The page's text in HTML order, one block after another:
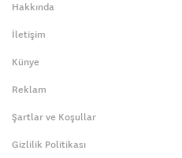
Hakkında
İletişim
Künye
Reklam
Şartlar ve Koşullar
Gizlilik Politikası